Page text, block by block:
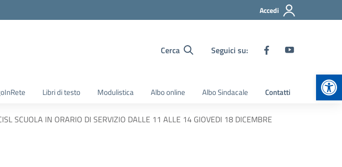
Accedi
Cerca Seguici su:
Libri di testo Modulistica Albo online Albo Sindacale Contatti
SCUOLA IN ORARIO DI SERVIZIO DALLE 11 ALLE 14 GIOVEDI 18 DICEMBRE